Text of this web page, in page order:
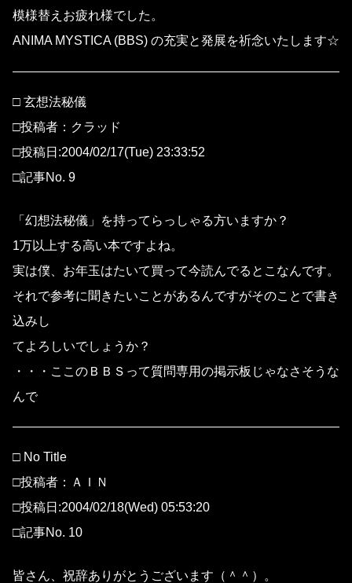
模様替えお疲れ様でした。
ANIMA MYSTICA (BBS) の充実と発展を祈念いたします☆
□ 玄想法秘儀
□投稿者：クラッド
□投稿日:2004/02/17(Tue) 23:33:52
□記事No. 9
「幻想法秘儀」を持ってらっしゃる方いますか？
1万以上する高い本ですよね。
実は僕、お年玉はたいて買って今読んでるとこなんです。
それで参考に聞きたいことがあるんですがそのことで書き
込みし
てよろしいでしょうか？
・・・ここのＢＢＳって質問専用の掲示板じゃなさそうな
んで
□ No Title
□投稿者：ＡＩＮ
□投稿日:2004/02/18(Wed) 05:53:20
□記事No. 10
皆さん、祝辞ありがとうございます（＾＾）。